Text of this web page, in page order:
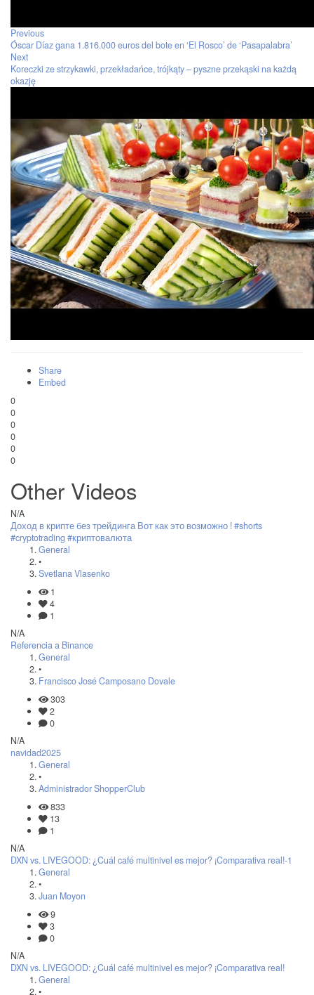
Previous
Óscar Díaz gana 1.816.000 euros del bote en ‘El Rosco’ de ‘Pasapalabra’
Next
Koreczki ze strzykawki, przekładańce, trójkąty – pyszne przekąski na każdą
okazję
Share
Embed
0
0
0
0
0
0
Other Videos
N/A
Доход в крипте без трейдинга Вот как это возможно ! #shorts
#cryptotrading #криптовалюта
General
•
Svetlana Vlasenko
1
4
1
N/A
Referencia a Binance
General
•
Francisco José Camposano Dovale
303
2
0
N/A
navidad2025
General
•
Administrador ShopperClub
833
13
1
N/A
DXN vs. LIVEGOOD: ¿Cuál café multinivel es mejor? ¡Comparativa real!-1
General
•
Juan Moyon
9
3
0
N/A
DXN vs. LIVEGOOD: ¿Cuál café multinivel es mejor? ¡Comparativa real!
General
•